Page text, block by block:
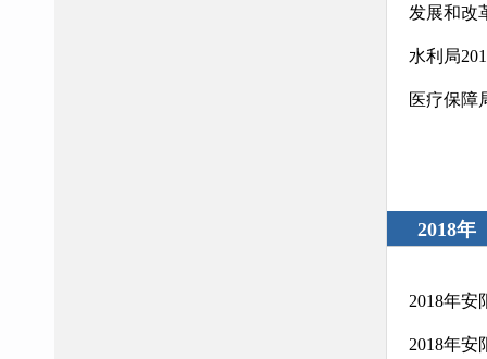
发展和改
水利局
医疗保障
2018年
2018年安
2018年安